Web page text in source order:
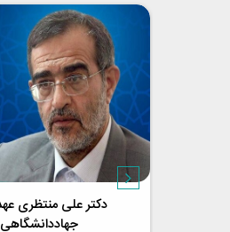
دکتر علی منتظری